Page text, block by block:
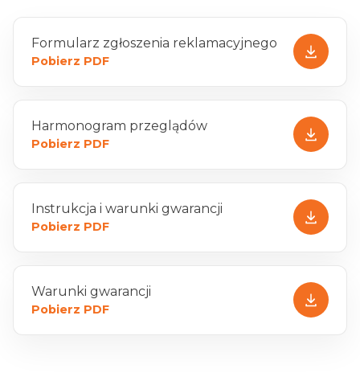
Formularz zgłoszenia reklamacyjnego
Pobierz PDF
Harmonogram przeglądów
Pobierz PDF
Instrukcja i warunki gwarancji
Pobierz PDF
Warunki gwarancji
Pobierz PDF